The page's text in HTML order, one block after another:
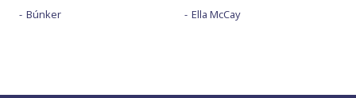
Búnker
Ella McCay